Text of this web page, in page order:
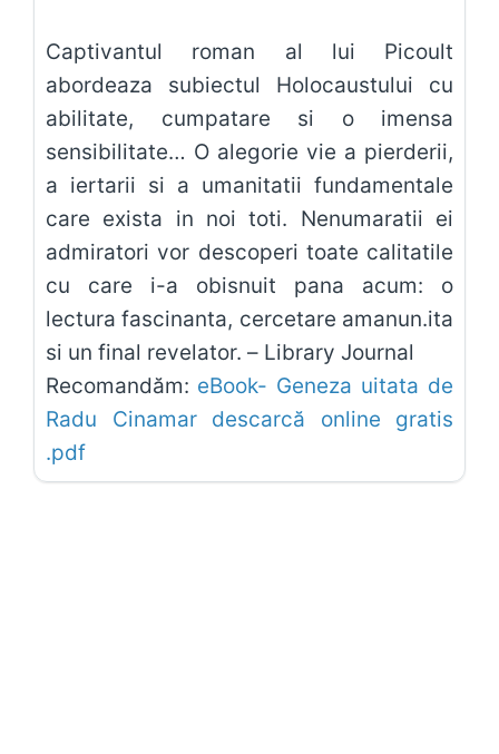
Captivantul roman al lui Picoult
abordeaza subiectul Holocaustului cu
abilitate, cumpatare si o imensa
sensibilitate… O alegorie vie a pierderii,
a iertarii si a umanitatii fundamentale
care exista in noi toti. Nenumaratii ei
admiratori vor descoperi toate calitatile
cu care i-a obisnuit pana acum: o
lectura fascinanta, cercetare amanun.ita
si un final revelator. – Library Journal
Recomandăm: eBook- Geneza uitata de
Radu Cinamar descarcă online gratis
.pdf